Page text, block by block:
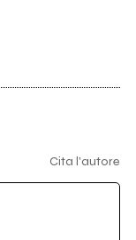
Cita l'autore